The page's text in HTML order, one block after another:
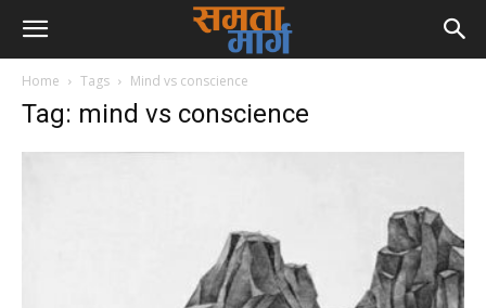
Home Tags Mind vs conscience
Tag: mind vs conscience